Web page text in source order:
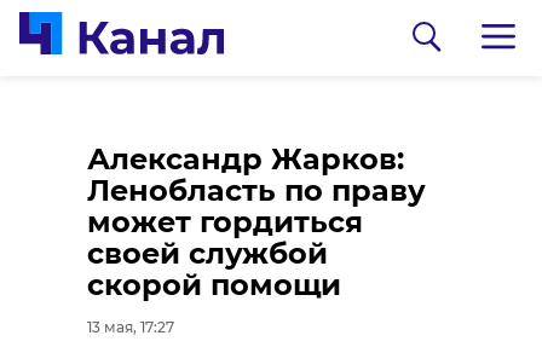
Александр Жарков:
Ленобласть по праву
может гордиться
своей службой
скорой помощи
13 мая, 17:27
Пожилой мужчина
пострадал при
пожаре в доме в
Колтушах
13 мая, 17:14